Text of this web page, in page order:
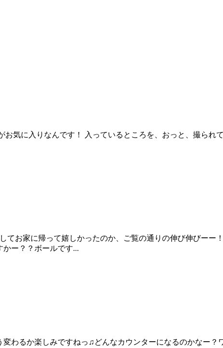
気に入りなんです！ 入っているところを、おっと、撮られ
てお家に帰って嬉しかったのか、ご覧の通りの伸び伸びー
ー？？ボールです...
わるか楽しみですねっ♫どんなカウンターになるのかなー